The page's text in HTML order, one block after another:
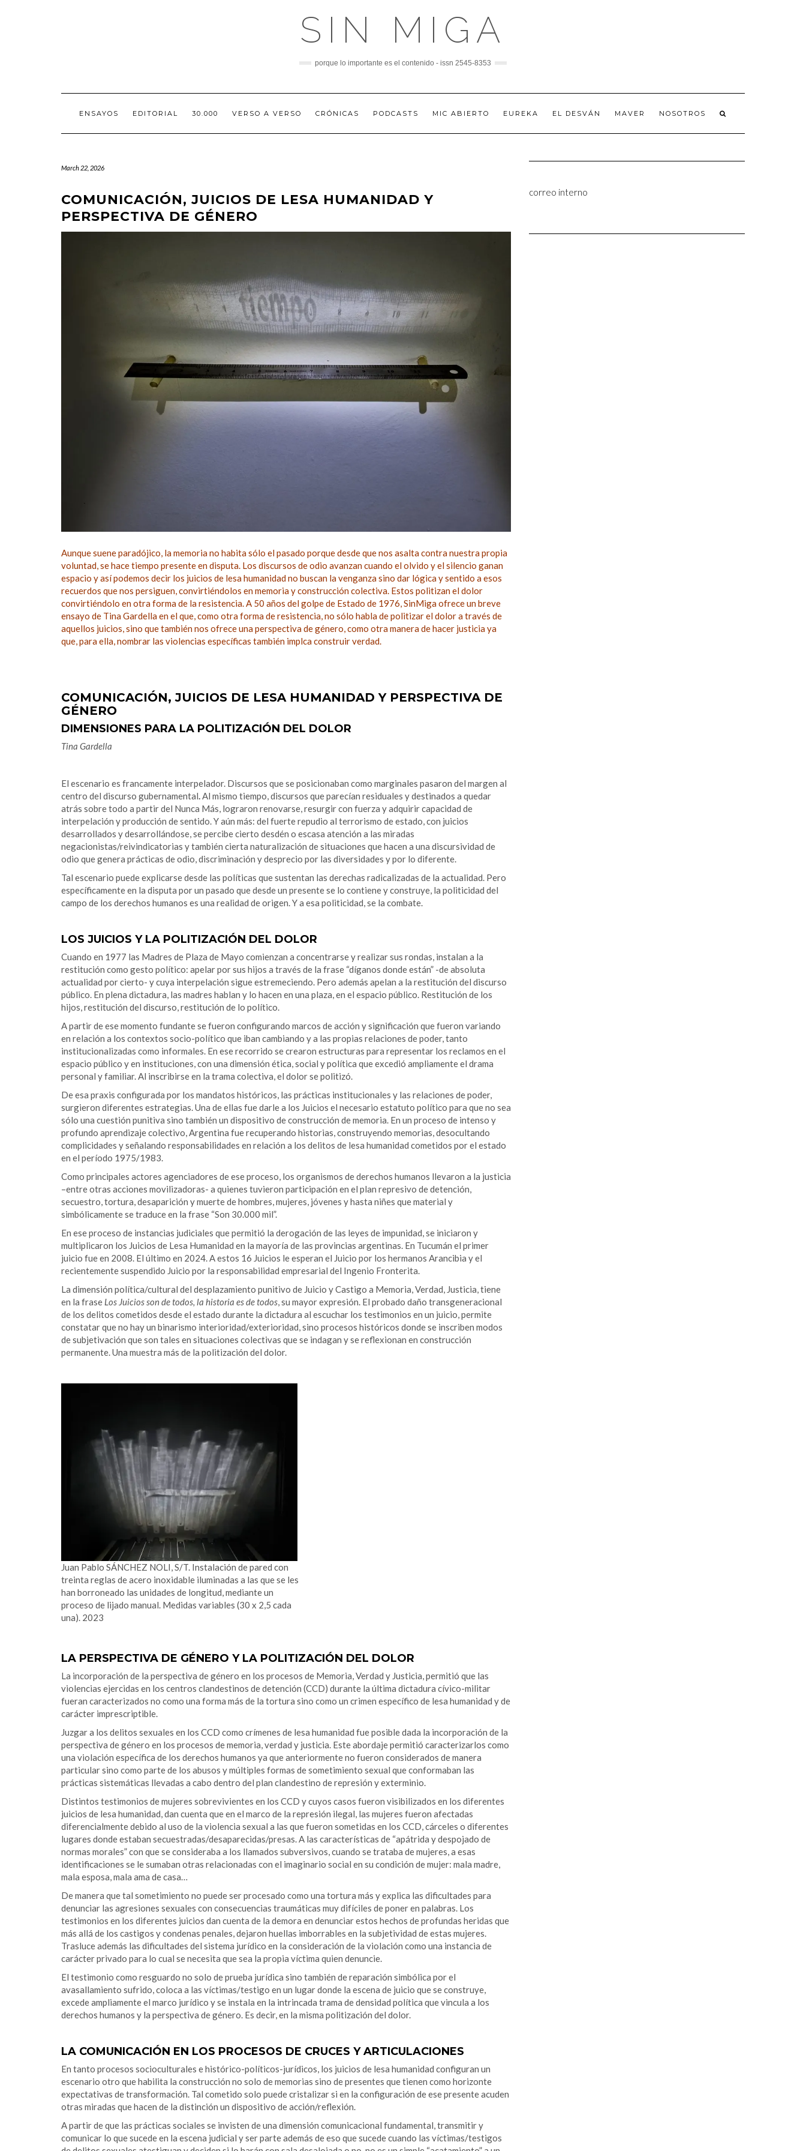
SIN MIGA
porque lo importante es el contenido - issn 2545-8353
ENSAYOS EDITORIAL 30.000 VERSO A VERSO CRÓNICAS PODCASTS MIC ABIERTO EUREKA EL DESVÁN MAVER NOSOTROS
March 22, 2026
COMUNICACIÓN, JUICIOS DE LESA HUMANIDAD Y
PERSPECTIVA DE GÉNERO
Aunque suene paradójico, la memoria no habita sólo el pasado porque desde que nos asalta contra nuestra propia
voluntad, se hace tiempo presente en disputa. Los discursos de odio avanzan cuando el olvido y el silencio ganan
espacio y así podemos decir los juicios de lesa humanidad no buscan la venganza sino dar lógica y sentido a esos
recuerdos que nos persiguen, convirtiéndolos en memoria y construcción colectiva. Estos politizan el dolor
convirtiéndolo en otra forma de la resistencia. A 50 años del golpe de Estado de 1976, SinMiga ofrece un breve
ensayo de Tina Gardella en el que, como otra forma de resistencia, no sólo habla de politizar el dolor a través de
aquellos juicios, sino que también nos ofrece una perspectiva de género, como otra manera de hacer justicia ya
que, para ella, nombrar las violencias específicas también implca construir verdad.
COMUNICACIÓN, JUICIOS DE LESA HUMANIDAD Y PERSPECTIVA DE
GÉNERO
DIMENSIONES PARA LA POLITIZACIÓN DEL DOLOR
Tina Gardella
El escenario es francamente interpelador. Discursos que se posicionaban como marginales pasaron del margen al
centro del discurso gubernamental.Al mismo tiempo, discursos que parecían residuales y destinados a quedar
atrás sobre todo a partir del Nunca Más, lograron renovarse, resurgir con fuerza y adquirir capacidad de
interpelación y producción de sentido. Y aún más: del fuerte repudio al terrorismo de estado, con juicios
desarrollados y desarrollándose, se percibe cierto desdén o escasa atención a las miradas
negacionistas/reivindicatorias y también cierta naturalización de situaciones que hacen a una discursividad de
odio que genera prácticas de odio, discriminación y desprecio por las diversidades y por lo diferente.
Tal escenario puede explicarse desde las políticas que sustentan las derechas radicalizadas de la actualidad. Pero
específicamente en la disputa por un pasado que desde un presente se lo contiene y construye, la politicidad del
campo de los derechos humanos es una realidad de origen. Y a esa politicidad, se la combate.
LOS JUICIOS Y LA POLITIZACIÓN DEL DOLOR
Cuando en 1977 las Madres de Plaza de Mayo comienzan a concentrarse y realizar sus rondas, instalan a la
restitución como gesto político: apelar por sus hijos a través de la frase “díganos donde están” -de absoluta
actualidad por cierto- y cuya interpelación sigue estremeciendo. Pero además apelan a la restitución del discurso
público. En plena dictadura, las madres hablan y lo hacen en una plaza, en el espacio público. Restitución de los
hijos, restitución del discurso, restitución de lo político.
A partir de ese momento fundante se fueron configurando marcos de acción y significación que fueron variando
en relación a los contextos socio-político que iban cambiando y a las propias relaciones de poder, tanto
institucionalizadas como informales. En ese recorrido se crearon estructuras para representar los reclamos en el
espacio público y en instituciones, con una dimensión ética, social y política que excedió ampliamente el drama
personal y familiar. Al inscribirse en la trama colectiva, el dolor se politizó.
De esa praxis configurada por los mandatos históricos, las prácticas institucionales y las relaciones de poder,
surgieron diferentes estrategias. Una de ellas fue darle a los Juicios el necesario estatuto político para que no sea
sólo una cuestión punitiva sino también un dispositivo de construcción de memoria. En un proceso de intenso y
profundo aprendizaje colectivo, Argentina fue recuperando historias, construyendo memorias, desocultando
complicidades y señalando responsabilidades en relación a los delitos de lesa humanidad cometidos por el estado
en el período 1975/1983.
Como principales actores agenciadores de ese proceso, los organismos de derechos humanos llevaron a la justicia
–entre otras acciones movilizadoras- a quienes tuvieron participación en el plan represivo de detención,
secuestro, tortura, desaparición y muerte de hombres, mujeres, jóvenes y hasta niñes que material y
simbólicamente se traduce en la frase “Son 30.000 mil”.
En ese proceso de instancias judiciales que permitió la derogación de las leyes de impunidad, se iniciaron y
multiplicaron los Juicios de Lesa Humanidad en la mayoría de las provincias argentinas. En Tucumán el primer
juicio fue en 2008. El último en 2024. A estos 16 Juicios le esperan el Juicio por los hermanos Arancibia y el
recientemente suspendido Juicio por la responsabilidad empresarial del Ingenio Fronterita.
La dimensión política/cultural del desplazamiento punitivo de Juicio y Castigo a Memoria, Verdad, Justicia, tiene
en la frase Los Juicios son de todos, la historia es de todos, su mayor expresión. El probado daño transgeneracional
de los delitos cometidos desde el estado durante la dictadura al escuchar los testimonios en un juicio, permite
constatar que no hay un binarismo interioridad/exterioridad, sino procesos históricos donde se inscriben modos
de subjetivación que son tales en situaciones colectivas que se indagan y se reflexionan en construcción
permanente. Una muestra más de la politización del dolor.
Juan Pablo SÁNCHEZ NOLI, S/T. Instalación de pared con
treinta reglas de acero inoxidable iluminadas a las que se les
han borroneado las unidades de longitud, mediante un
proceso de lijado manual. Medidas variables (30 x 2,5 cada
una). 2023
LA PERSPECTIVA DE GÉNERO Y LA POLITIZACIÓN DEL DOLOR
La incorporación de la perspectiva de género en los procesos de Memoria, Verdad y Justicia, permitió que las
violencias ejercidas en los centros clandestinos de detención (CCD) durante la última dictadura cívico-militar
fueran caracterizados no como una forma más de la tortura sino como un crimen específico de lesa humanidad y de
carácter imprescriptible.
Juzgar a los delitos sexuales en los CCD como crímenes de lesa humanidad fue posible dada la incorporación de la
perspectiva de género en los procesos de memoria, verdad y justicia. Este abordaje permitió caracterizarlos como
una violación específica de los derechos humanos ya que anteriormente no fueron considerados de manera
particular sino como parte de los abusos y múltiples formas de sometimiento sexual que conformaban las
prácticas sistemáticas llevadas a cabo dentro del plan clandestino de represión y exterminio.
Distintos testimonios de mujeres sobrevivientes en los CCD y cuyos casos fueron visibilizados en los diferentes
juicios de lesa humanidad, dan cuenta que en el marco de la represión ilegal, las mujeres fueron afectadas
diferencialmente debido al uso de la violencia sexual a las que fueron sometidas en los CCD, cárceles o diferentes
lugares donde estaban secuestradas/desaparecidas/presas. A las características de “apátrida y despojado de
normas morales” con que se consideraba a los llamados subversivos, cuando se trataba de mujeres, a esas
identificaciones se le sumaban otras relacionadas con el imaginario social en su condición de mujer: mala madre,
mala esposa, mala ama de casa…
De manera que tal sometimiento no puede ser procesado como una tortura más y explica las dificultades para
denunciar las agresiones sexuales con consecuencias traumáticas muy difíciles de poner en palabras. Los
testimonios en los diferentes juicios dan cuenta de la demora en denunciar estos hechos de profundas heridas que
más allá de los castigos y condenas penales, dejaron huellas imborrables en la subjetividad de estas mujeres.
Trasluce además las dificultades del sistema jurídico en la consideración de la violación como una instancia de
carácter privado para lo cual se necesita que sea la propia víctima quien denuncie.
El testimonio como resguardo no solo de prueba jurídica sino también de reparación simbólica por el
avasallamiento sufrido, coloca a las víctimas/testigo en un lugar donde la escena de juicio que se construye,
excede ampliamente el marco jurídico y se instala en la intrincada trama de densidad política que vincula a los
derechos humanos y la perspectiva de género. Es decir, en la misma politización del dolor.
LA COMUNICACIÓN EN LOS PROCESOS DE CRUCES Y ARTICULACIONES
En tanto procesos socioculturales e histórico-políticos-jurídicos, los juicios de lesa humanidad configuran un
escenario otro que habilita la construcción no solo de memorias sino de presentes que tienen como horizonte
expectativas de transformación. Tal cometido solo puede cristalizar si en la configuración de ese presente acuden
otras miradas que hacen de la distinción un dispositivo de acción/reflexión.
A partir de que las prácticas sociales se invisten de una dimensión comunicacional fundamental, transmitir y
comunicar lo que sucede en la escena judicial y ser parte además de eso que sucede cuando las víctimas/testigos
correo interno